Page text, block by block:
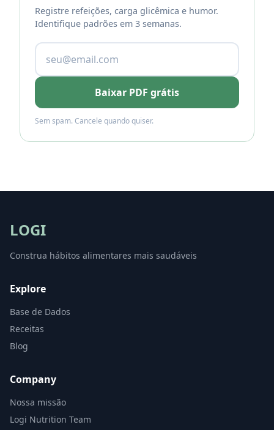
Registre refeições, carga glicêmica e humor.
Identifique padrões em 3 semanas.
Baixar PDF grátis
Sem spam. Cancele quando quiser.
LOGI
Construa hábitos alimentares mais saudáveis
Explore
Base de Dados
Receitas
Blog
Company
Nossa missão
Logi Nutrition Team